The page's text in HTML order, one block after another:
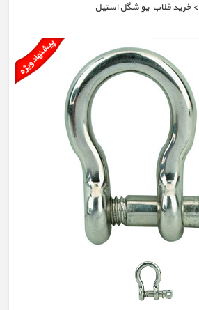
> خرید قلاب یو شگل استیل